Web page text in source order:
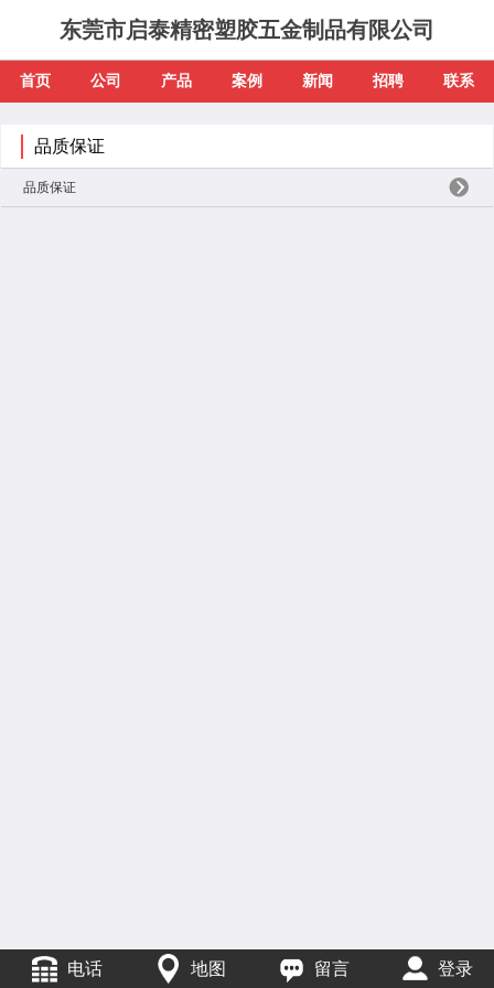
东莞市启泰精密塑胶五金制品有限公司
首页 公司 产品 案例 新闻 招聘 联系
品质保证
品质保证
电话 地图 留言 登录